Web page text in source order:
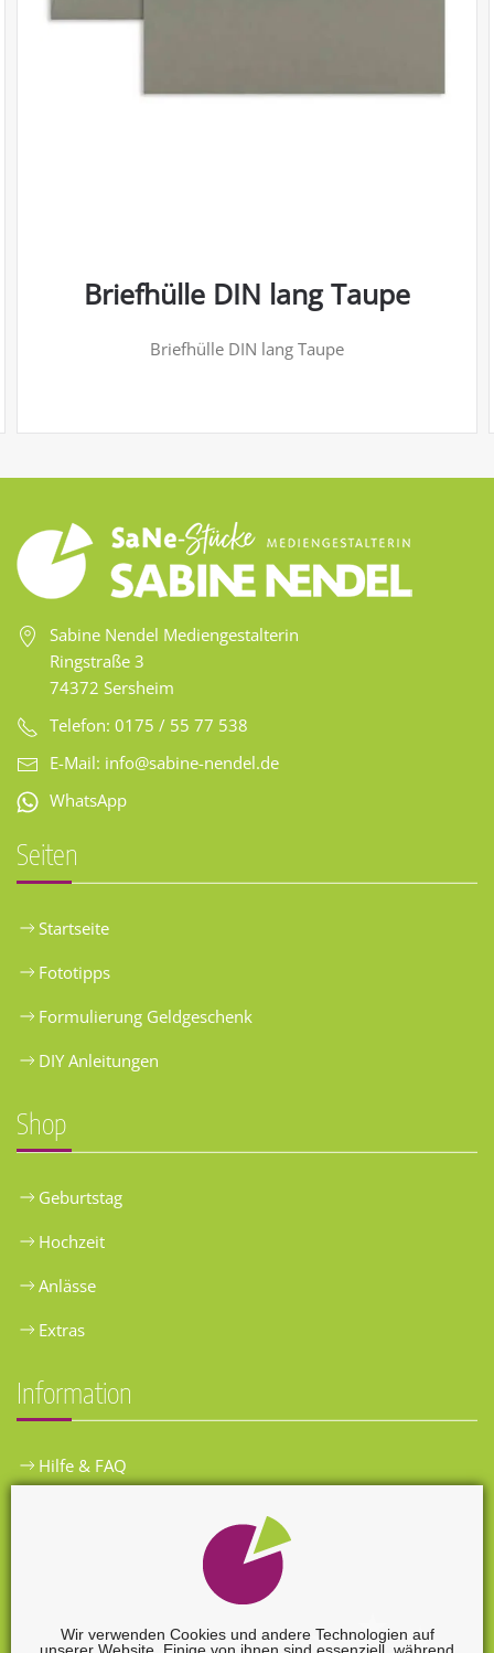
Wir verwenden Cookies und andere Technologien auf
Briefhülle DIN lang Taupe
Briefhülle DIN lang Taupe
Sabine Nendel Mediengestalterin
Ringstraße 3
74372 Sersheim
Telefon: 0175 / 55 77 538
E-Mail: info@sabine-nendel.de
WhatsApp
Seiten
Startseite
Fototipps
Formulierung Geldgeschenk
DIY Anleitungen
Shop
Geburtstag
Hochzeit
Anlässe
Extras
Information
Hilfe & FAQ